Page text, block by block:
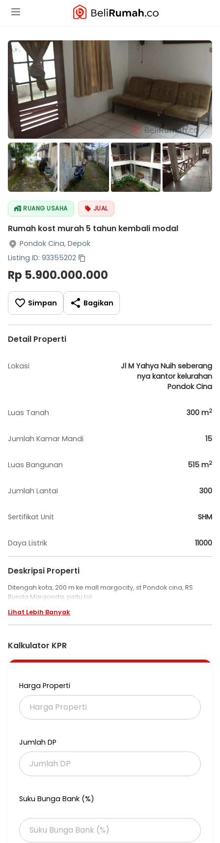
RUANG USAHA JUAL
Rumah kost murah 5 tahun kembali modal
Pondok Cina, Depok
Listing ID: 93355202
Rp 5.900.000.000
Simpan Bagikan
Detail Properti
Lokasi
Jl M Yahya Nuih seberang
nya kantor kelurahan
Pondok Cina
Luas Tanah 300 m2
Jumlah Kamar Mandi 15
Luas Bangunan 515 m2
Jumlah Lantai 300
Sertifikat Unit SHM
Daya Listrik 11000
Deskripsi Properti
Ditengah kota, 200 m ke mall margocity, st Pondok cina, RS
Bunda Margonda, pintu tol
Lihat Lebih Banyak
Kalkulator KPR
Harga Properti
Jumlah DP
Suku Bunga Bank (%)